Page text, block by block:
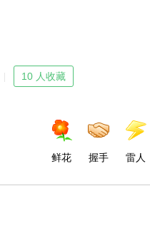
10 人收藏
鲜花 握手 雷人